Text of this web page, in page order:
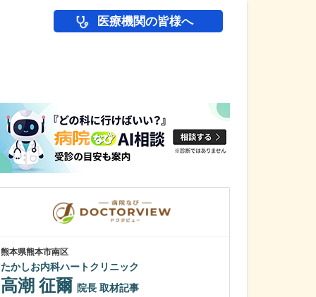
医療機関の皆様へ
熊本県熊本市南区
たかしお内科ハートクリニック
高潮 征爾 院長 取材記事